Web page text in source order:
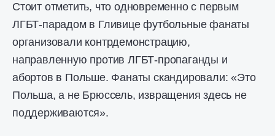
Стоит отметить, что одновременно с первым
ЛГБТ-парадом в Гливице футбольные фанаты
организовали контрдемонстрацию,
направленную против ЛГБТ-пропаганды и
абортов в Польше. Фанаты скандировали: «Это
Польша, а не Брюссель, извращения здесь не
поддерживаются».